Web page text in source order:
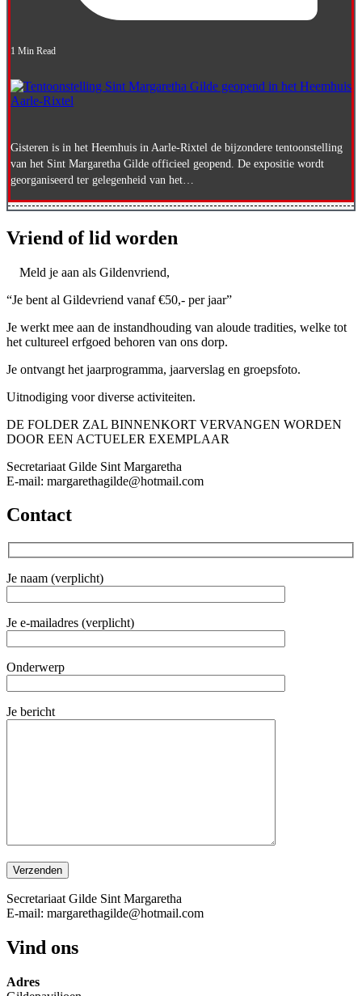
1 Min Read
Gisteren is in het Heemhuis in Aarle-Rixtel de bijzondere tentoonstelling
van het Sint Margaretha Gilde officieel geopend. De expositie wordt
georganiseerd ter gelegenheid van het…
Vriend of lid worden
Meld je aan als Gildenvriend,
“Je bent al Gildevriend vanaf €50,- per jaar”
Je werkt mee aan de instandhouding van aloude tradities, welke tot
het cultureel erfgoed behoren van ons dorp.
Je ontvangt het jaarprogramma, jaarverslag en groepsfoto.
Uitnodiging voor diverse activiteiten.
DE FOLDER ZAL BINNENKORT VERVANGEN WORDEN
DOOR EEN ACTUELER EXEMPLAAR
Secretariaat Gilde Sint Margaretha
E-mail: margarethagilde@hotmail.com
Contact
Je naam (verplicht)
Je e-mailadres (verplicht)
Onderwerp
Je bericht
Secretariaat Gilde Sint Margaretha
E-mail: margarethagilde@hotmail.com
Vind ons
Adres